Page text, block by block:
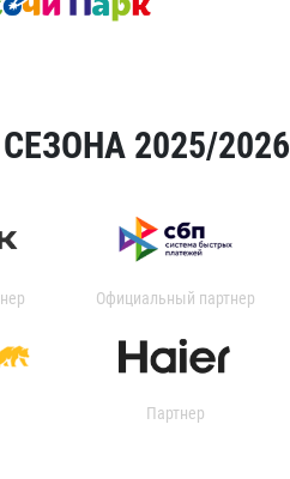
2025/2026
Официальный партнер
Партнер